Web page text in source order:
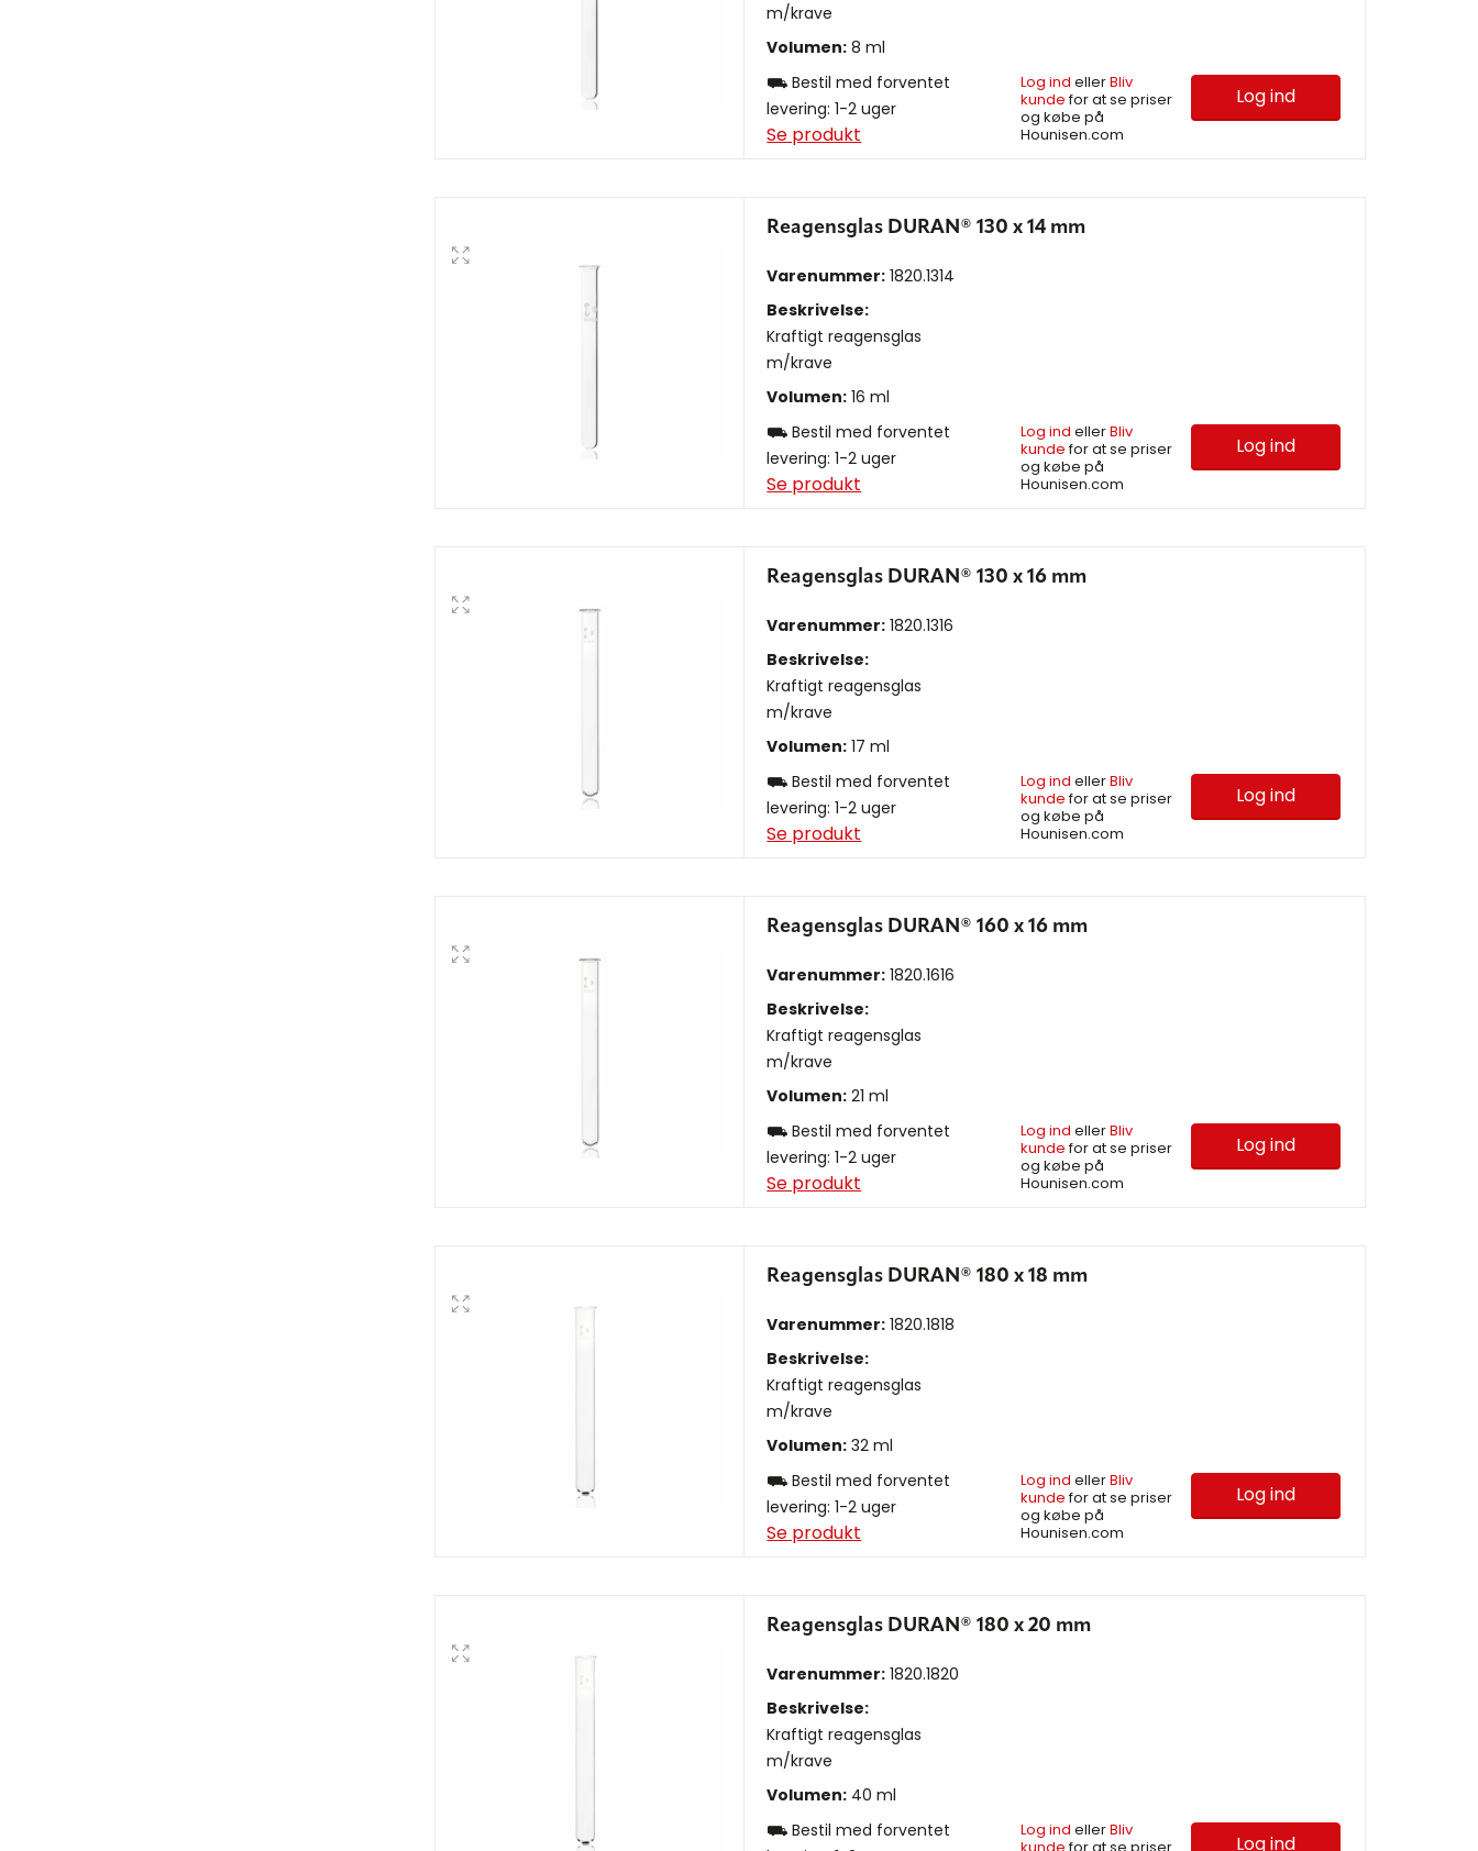
m/krave
Volumen: 8 ml
⛟ Bestil med forventet
levering: 1-2 uger
Se produkt
Log ind ellerBliv
kundefor at se priser
og købe på
Hounisen.com
Log ind
Reagensglas DURAN® 130 x 14 mm
Varenummer: 1820.1314
Beskrivelse:
Kraftigt reagensglas
m/krave
Volumen: 16 ml
⛟ Bestil med forventet
levering: 1-2 uger
Se produkt
Log ind ellerBliv
kundefor at se priser
og købe på
Hounisen.com
Log ind
Reagensglas DURAN® 130 x 16 mm
Varenummer: 1820.1316
Beskrivelse:
Kraftigt reagensglas
m/krave
Volumen: 17 ml
⛟ Bestil med forventet
levering: 1-2 uger
Se produkt
Log ind ellerBliv
kundefor at se priser
og købe på
Hounisen.com
Log ind
Reagensglas DURAN® 160 x 16 mm
Varenummer: 1820.1616
Beskrivelse:
Kraftigt reagensglas
m/krave
Volumen: 21 ml
⛟ Bestil med forventet
levering: 1-2 uger
Se produkt
Log ind ellerBliv
kundefor at se priser
og købe på
Hounisen.com
Log ind
Reagensglas DURAN® 180 x 18 mm
Varenummer: 1820.1818
Beskrivelse:
Kraftigt reagensglas
m/krave
Volumen: 32 ml
⛟ Bestil med forventet
levering: 1-2 uger
Se produkt
Log ind ellerBliv
kundefor at se priser
og købe på
Hounisen.com
Log ind
Reagensglas DURAN® 180 x 20 mm
Varenummer: 1820.1820
Beskrivelse:
Kraftigt reagensglas
m/krave
Volumen: 40 ml
⛟ Bestil med forventet
Log ind ellerBliv
Log ind